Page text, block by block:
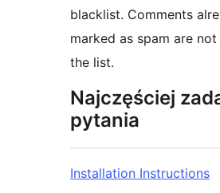
blacklist. Comments
marked as spam are
the list.
Najczęściej
pytania
Installation Instructions